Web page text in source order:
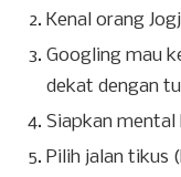
Kenal orang
Googling mau
dekat dengan
Siapkan mental
Pilih jalan tikus